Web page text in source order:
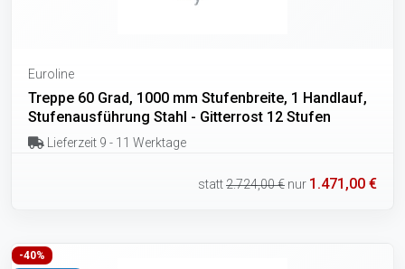
Euroline
Treppe 60 Grad, 1000 mm Stufenbreite, 1 Handlauf,
Stufenausführung Stahl - Gitterrost 12 Stufen
Lieferzeit 9 - 11 Werktage
statt2.724,00 € nur 1.471,00 €
-40%